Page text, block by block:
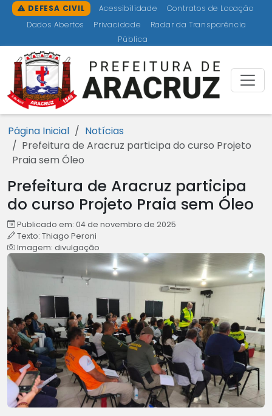
Ir para o conteúdo [1]
Ir para o menu [2]
Ir para a busca [3]
Ir para o rodapé [4]
DEFESA CIVIL Acessibilidade
Contratos de Locação
Dados Abertos
Privacidade
Radar da Transparência
Pública
Página Inicial
Notícias
Prefeitura de Aracruz participa do curso Projeto
Praia sem Óleo
Prefeitura de Aracruz participa
do curso Projeto Praia sem Óleo
Publicado em: 04 de novembro de 2025
Texto: Thiago Peroni
Imagem: divulgação